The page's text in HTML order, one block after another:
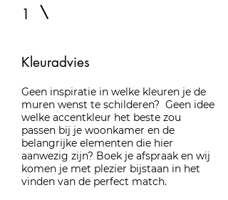
1
Kleuradvies
Geen inspiratie in welke kleuren je de
muren wenst te schilderen? Geen idee
welke accentkleur het beste zou
passen bij je woonkamer en de
belangrijke elementen die hier
aanwezig zijn? Boek je afspraak en wij
komen je met plezier bijstaan in het
vinden van de perfect match.